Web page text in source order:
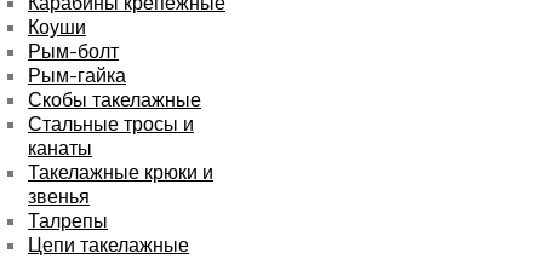
Коуши
Рым-болт
Рым-гайка
Скобы такелажные
Стальные тросы и
канаты
Такелажные крюки и
звенья
Талрепы
Цепи такелажные